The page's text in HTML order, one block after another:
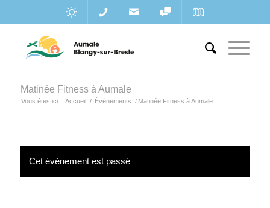
Matinée Fitness à Aumale
Vous êtes ici : Accueil / Évènements / Matinée Fitness à Aumale
Cet évènement est passé